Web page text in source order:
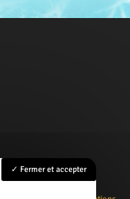
Fermer et accepter